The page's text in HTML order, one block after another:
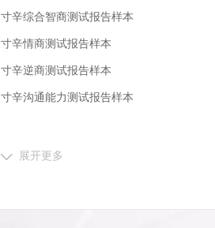
寸辛综合智商测试报告样本
寸辛情商测试报告样本
寸辛逆商测试报告样本
寸辛沟通能力测试报告样本
展开更多